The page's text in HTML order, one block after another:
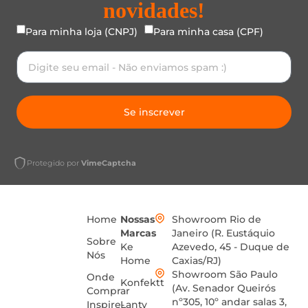
novidades!
Para minha loja (CNPJ) Para minha casa (CPF)
Se inscrever
Protegido por VimeCaptcha
Home
Sobre
Nós
Onde
Comprar
Inspire-
Nossas
Marcas
Ke
Home
Konfektt
Lanty
Showroom Rio de
Janeiro (R. Eustáquio
Azevedo, 45 - Duque de
Caxias/RJ)
Showroom São Paulo
(Av. Senador Queirós
nº305, 10º andar salas 3,